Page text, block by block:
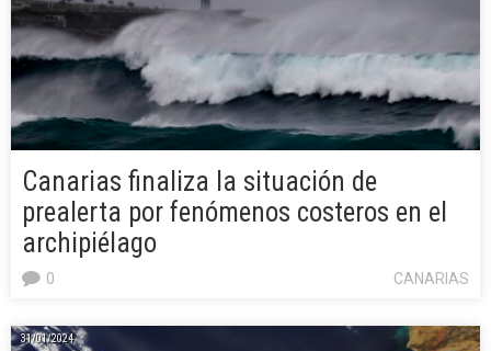
Canarias finaliza la situación de
prealerta por fenómenos costeros en el
archipiélago
CANARIAS
0
31/01/2024